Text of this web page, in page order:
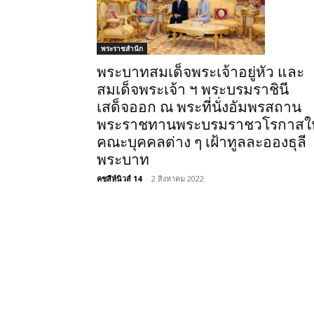
พระราชสำนัก
พระบาทสมเด็จพระเจ้าอยู่หัว และ
สมเด็จพระเจ้า ฯ พระบรมราชินี
เสด็จออก ณ พระที่นั่งอัมพรสถาน
พระราชทานพระบรมราชวโรกาส
คณะบุคคลต่าง ๆ เฝ้าทูลละอองธุลี
พระบาท
คชสีห์นิวส์ 14 - 2 สิงหาคม 2022